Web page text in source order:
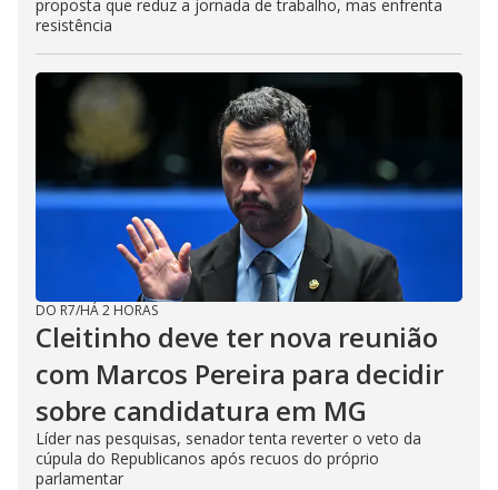
proposta que reduz a jornada de trabalho, mas enfrenta
resistência
DO R7/HÁ 2 HORAS
Cleitinho deve ter nova reunião
com Marcos Pereira para decidir
sobre candidatura em MG
Líder nas pesquisas, senador tenta reverter o veto da
cúpula do Republicanos após recuos do próprio
parlamentar